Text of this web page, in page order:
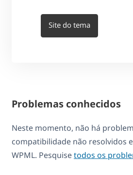
Site do tema
Problemas conhecidos
Neste momento, não há
compatibilidade não resolvidos
WPML. Pesquisetodos os